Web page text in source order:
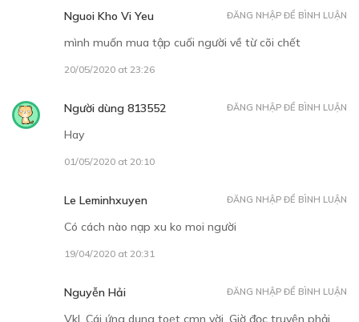
TẬP 7
Hành tinh chết
30 Points
Nguoi Kho Vi Yeu
mình muốn mua tập cuối người về từ cõi chết
20/05/2020 at 23:26
ĐĂNG NHẬP ĐỂ BÌNH LUẬN
Người dùng 813552
Hay
01/05/2020 at 20:10
ĐĂNG NHẬP ĐỂ BÌNH LUẬN
Le Leminhxuyen
Có cách nào nạp xu ko moi người
19/04/2020 at 20:31
ĐĂNG NHẬP ĐỂ BÌNH LUẬN
Nguyễn Hải
Vkl. Cái ứng dụng toẹt cmn vời. Giờ đọc truyện phải
ĐĂNG NHẬP ĐỂ BÌNH LUẬN